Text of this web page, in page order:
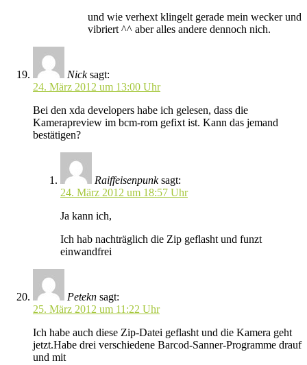
und wie verhext klingelt gerade mein wecker und
vibriert ^^ aber alles andere dennoch nich.
Nick sagt:
24. März 2012 um 13:00 Uhr
Bei den xda developers habe ich gelesen, dass die
Kamerapreview im bcm-rom gefixt ist. Kann das jemand
bestätigen?
Raiffeisenpunk sagt:
24. März 2012 um 18:57 Uhr
Ja kann ich,
Ich hab nachträglich die Zip geflasht und funzt
einwandfrei
Petekn sagt:
25. März 2012 um 11:22 Uhr
Ich habe auch diese Zip-Datei geflasht und die Kamera geht
jetzt.Habe drei verschiedene Barcod-Sanner-Programme drauf
und mit